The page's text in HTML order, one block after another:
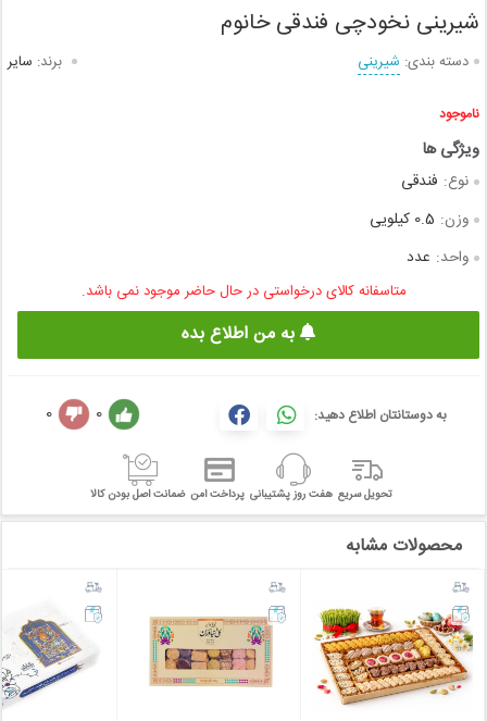
شیرینی نخودچی فندقی خانوم
دسته بندی: شیرینی برند: سایر
ناموجود
نوع: فندقی
وزن: 0.5 کیلویی
واحد: عدد
متاسفانه کالای درخواستی در حال حاضر موجود نمی باشد.
به من اطلاع بده
به دوستانتان اطلاع دهید: 0
0
تحویل سریع هفت روز پشتیبانی پرداخت امن ضمانت اصل بودن کالا
محصولات مشابه